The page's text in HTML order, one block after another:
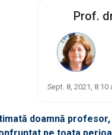
Prof.
Sept. 8, 2021, 8:10
doamnă
pe toata